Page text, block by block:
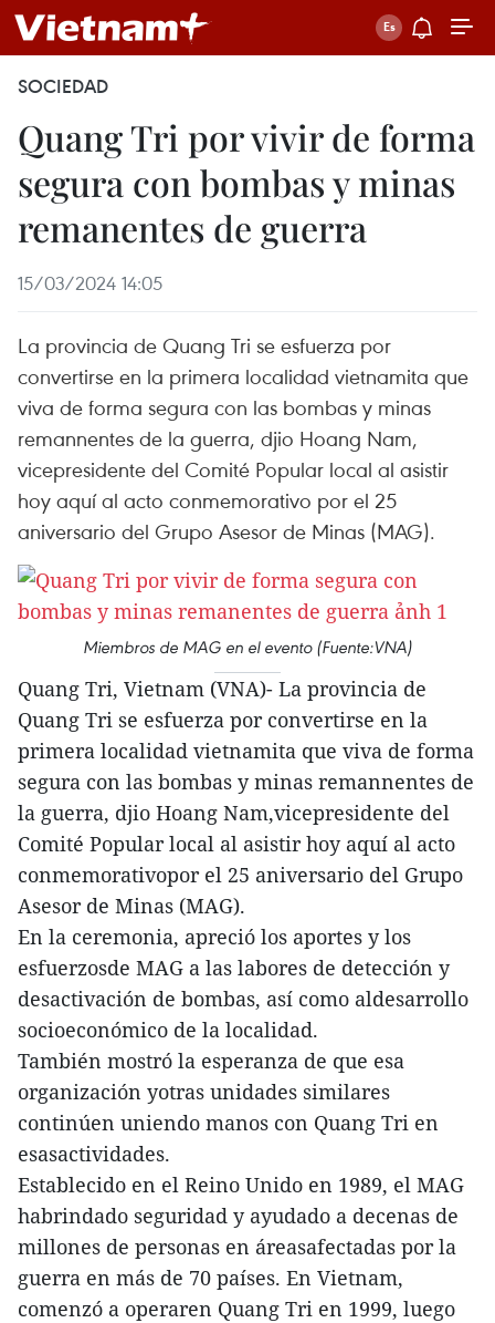
SOCIEDAD
Quang Tri por vivir de forma
segura con bombas y minas
remanentes de guerra
15/03/2024 14:05
La provincia de Quang Tri se esfuerza por
convertirse en la primera localidad vietnamita que
viva de forma segura con las bombas y minas
remannentes de la guerra, djio Hoang Nam,
vicepresidente del Comité Popular local al asistir
hoy aquí al acto conmemorativo por el 25
aniversario del Grupo Asesor de Minas (MAG).
Miembros de MAG en el evento (Fuente:VNA)
Quang Tri, Vietnam (VNA)- La provincia de
Quang Tri se esfuerza por convertirse en la
primera localidad vietnamita que viva de forma
segura con las bombas y minas remannentes de
la guerra, djio Hoang Nam,vicepresidente del
Comité Popular local al asistir hoy aquí al acto
conmemorativopor el 25 aniversario del Grupo
Asesor de Minas (MAG).
En la ceremonia, apreció los aportes y los
esfuerzosde MAG a las labores de detección y
desactivación de bombas, así como aldesarrollo
socioeconómico de la localidad.
También mostró la esperanza de que esa
organización yotras unidades similares
continúen uniendo manos con Quang Tri en
esasactividades.
Establecido en el Reino Unido en 1989, el MAG
habrindado seguridad y ayudado a decenas de
millones de personas en áreasafectadas por la
guerra en más de 70 países. En Vietnam,
comenzó a operaren Quang Tri en 1999, luego